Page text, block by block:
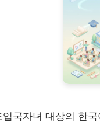
국자녀 대상의 한국